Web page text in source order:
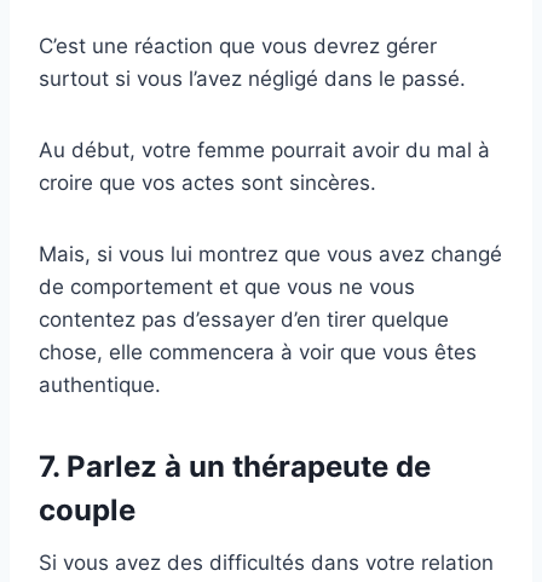
C’est une réaction que vous devrez gérer
surtout si vous l’avez négligé dans le passé.
Au début, votre femme pourrait avoir du mal à
croire que vos actes sont sincères.
Mais, si vous lui montrez que vous avez changé
de comportement et que vous ne vous
contentez pas d’essayer d’en tirer quelque
chose, elle commencera à voir que vous êtes
authentique.
7. Parlez à un thérapeute de
couple
Si vous avez des difficultés dans votre relation